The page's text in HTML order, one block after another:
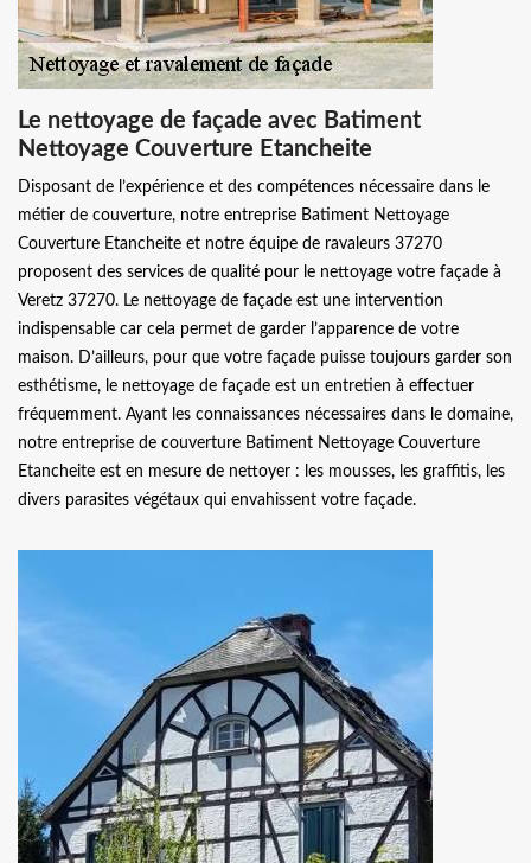
Le nettoyage de façade avec Batiment
Nettoyage Couverture Etancheite
Disposant de l’expérience et des compétences nécessaire dans le
métier de couverture, notre entreprise Batiment Nettoyage
Couverture Etancheite et notre équipe de ravaleurs 37270
proposent des services de qualité pour le nettoyage votre façade à
Veretz 37270. Le nettoyage de façade est une intervention
indispensable car cela permet de garder l’apparence de votre
maison. D’ailleurs, pour que votre façade puisse toujours garder son
esthétisme, le nettoyage de façade est un entretien à effectuer
fréquemment. Ayant les connaissances nécessaires dans le domaine,
notre entreprise de couverture Batiment Nettoyage Couverture
Etancheite est en mesure de nettoyer : les mousses, les graffitis, les
divers parasites végétaux qui envahissent votre façade.